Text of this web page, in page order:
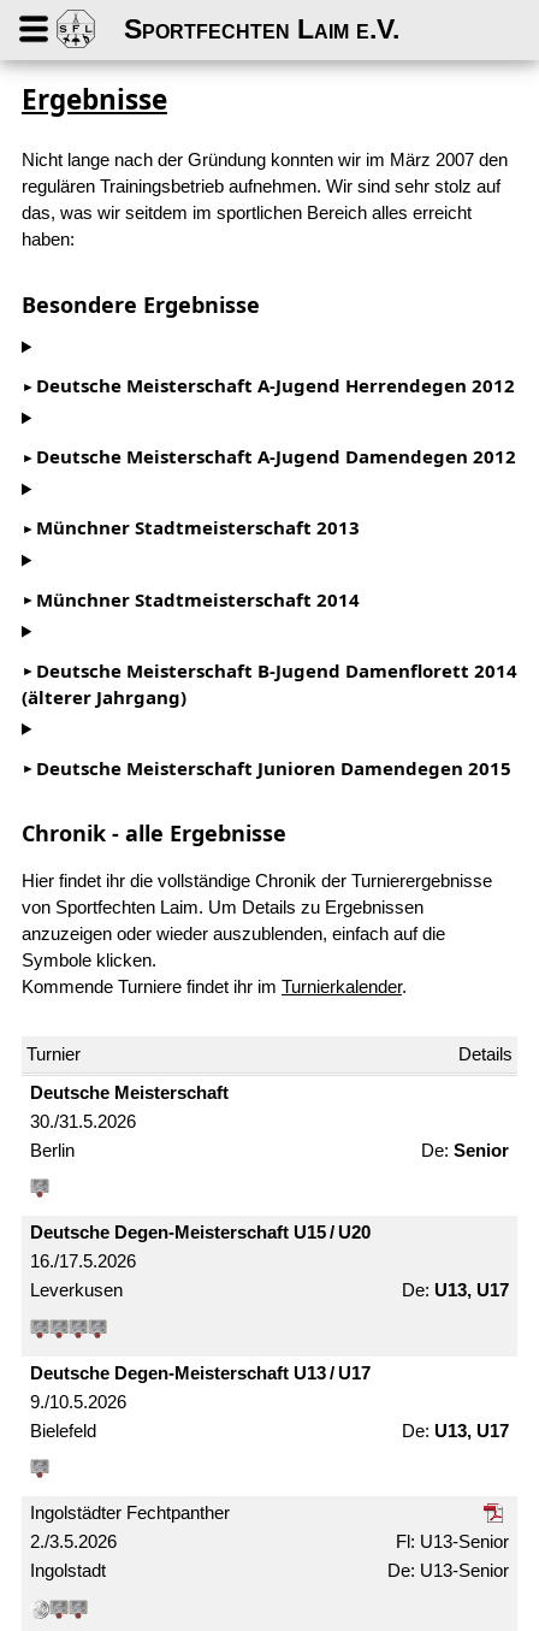
Sportfechten Laim e.V.
Ergebnisse
Nicht lange nach der Gründung konnten wir im März 2007 den
regulären Trainingsbetrieb aufnehmen. Wir sind sehr stolz auf
das, was wir seitdem im sportlichen Bereich alles erreicht
haben:
Besondere Ergebnisse
Deutsche Meisterschaft A-Jugend Herrendegen 2012
Deutsche Meisterschaft A-Jugend Damendegen 2012
Münchner Stadtmeisterschaft 2013
Münchner Stadtmeisterschaft 2014
Deutsche Meisterschaft B-Jugend Damenflorett 2014
(älterer Jahrgang)
Deutsche Meisterschaft Junioren Damendegen 2015
Chronik - alle Ergebnisse
Hier findet ihr die vollständige Chronik der Turnierergebnisse
von Sportfechten Laim. Um Details zu Ergebnissen
anzuzeigen oder wieder auszublenden, einfach auf die
Symbole klicken.
Kommende Turniere findet ihr im Turnierkalender.
30./31.5.2026
Deutsche Meister­schaft
Berlin Senior
16./17.5.2026
Deutsche Degen-Meister­schaft U15 / U20
Leverkusen U13, U17
9./10.5.2026
Deutsche Degen-Meister­schaft U13 / U17
Bielefeld U13, U17
2./3.5.2026
Ingolstädter Fechtpanther
Ingolstadt
U13-Senior
U13-Senior